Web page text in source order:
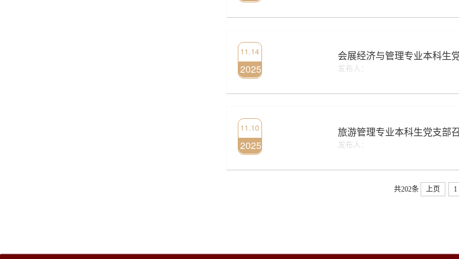
11.14
2025
会展经济与管理专业本科生
发布人：
11.10
2025
旅游管理专业本科生党支部
发布人：
共202条 上页 1